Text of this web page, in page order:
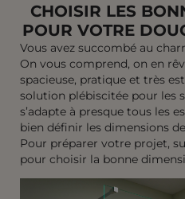
CHOISIR LES
POUR VOTRE
Vous avez succombé au
On vous comprend, on en
spacieuse, pratique et très
solution plébiscitée pour les
s’adapte à presque tous les
bien définir les dimensions
Pour préparer votre projet,
pour choisir la bonne